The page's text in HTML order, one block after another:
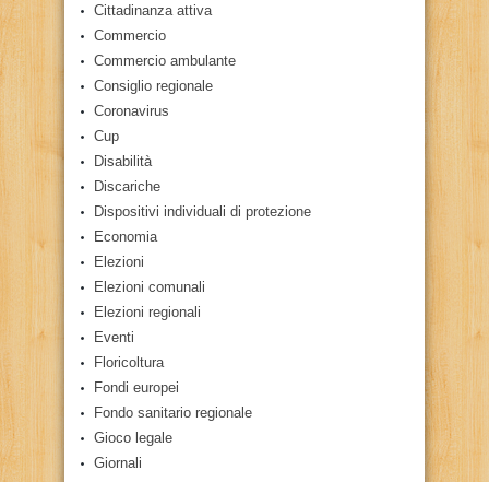
Cittadinanza attiva
Commercio
Commercio ambulante
Consiglio regionale
Coronavirus
Cup
Disabilità
Discariche
Dispositivi individuali di protezione
Economia
Elezioni
Elezioni comunali
Elezioni regionali
Eventi
Floricoltura
Fondi europei
Fondo sanitario regionale
Gioco legale
Giornali